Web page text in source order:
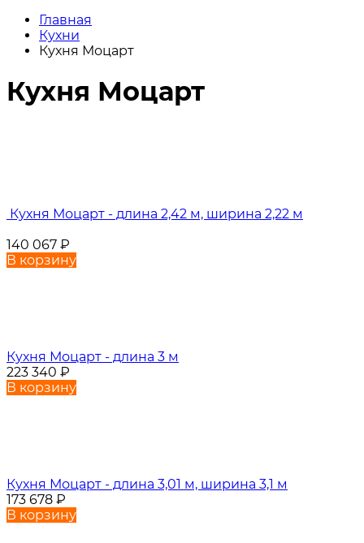
Главная
Кухни
Кухня Моцарт
Кухня Моцарт
Кухня Моцарт - длина 2,42 м, ширина 2,22 м
140 067 ₽
В корзину
Кухня Моцарт - длина 3 м
223 340 ₽
В корзину
Кухня Моцарт - длина 3,01 м, ширина 3,1 м
173 678 ₽
В корзину